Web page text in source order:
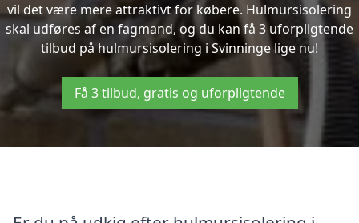
vil det være mere attraktivt for købere. Hulmursisolering
skal udføres af en fagmand, og du kan få 3 uforpligtende
tilbud på hulmursisolering i Svinninge lige nu!
Få 3 tilbud, gratis og uforpligtende